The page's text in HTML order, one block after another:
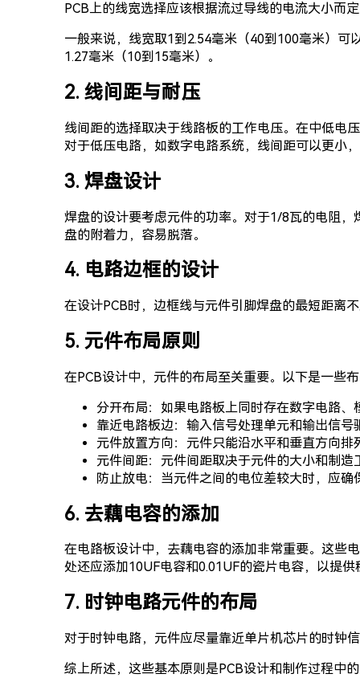
PCB上的线宽选择应该根据流过导线的电流大小而
一般来说，线宽取1到2.54毫米（40到100毫米）
1.27毫米（10到15毫米）。
2. 线间距与耐压
线间距的选择取决于线路板的工作电压。在中低电
对于低压电路，如数字电路系统，线间距可以更小
3. 焊盘设计
焊盘的设计要考虑元件的功率。对于1/8瓦的电阻
盘的附着力，容易脱落。
4. 电路边框的设计
在设计PCB时，边框线与元件引脚焊盘的最短距离
5. 元件布局原则
在PCB设计中，元件的布局至关重要。以下是一些
分开布局：如果电路板上同时存在数字电路
靠近电路板边：输入信号处理单元和输出信
元件放置方向：元件只能沿水平和垂直方向排
元件间距：元件间距取决于元件的大小和制
防止放电：当元件之间的电位差较大时，应
6. 去藕电容的添加
在电路板设计中，去藕电容的添加非常重要。这些
处还应添加10UF电容和0.01UF的瓷片电容，以提供
7. 时钟电路元件的布局
对于时钟电路，元件应尽量靠近单片机芯片的时钟
综上所述，这些基本原则是PCB设计和制作过程中